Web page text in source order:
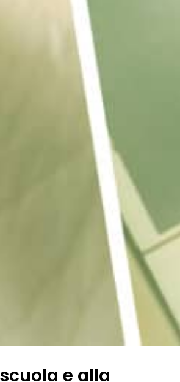
e alla